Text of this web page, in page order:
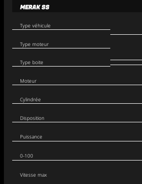
MERAK SS
Type véhicule
Type moteur
Type boite
Moteur
Cylindrée
Disposition
Puissance
0-100
Vitesse max